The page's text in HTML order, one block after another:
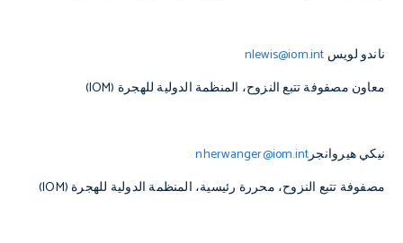
ناندو لويس nlewis@iom.int
معاون مصفوفة تتبع النزوح، المنظمة الدولية للهجرة IOM)
)
نيكي هيروانجرnherwanger@iom.int
مصفوفة تتبع النزوح، محررة رئيسية، المنظمة الدولية للهجرة (IOM
)